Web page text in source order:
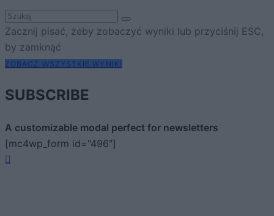
Zacznij pisać, żeby zobaczyć wyniki lub przyciśnij ESC,
by zamknąć
ZOBACZ WSZYSTKIE WYNIKI
SUBSCRIBE
A customizable modal perfect for newsletters
[mc4wp_form id="496"]